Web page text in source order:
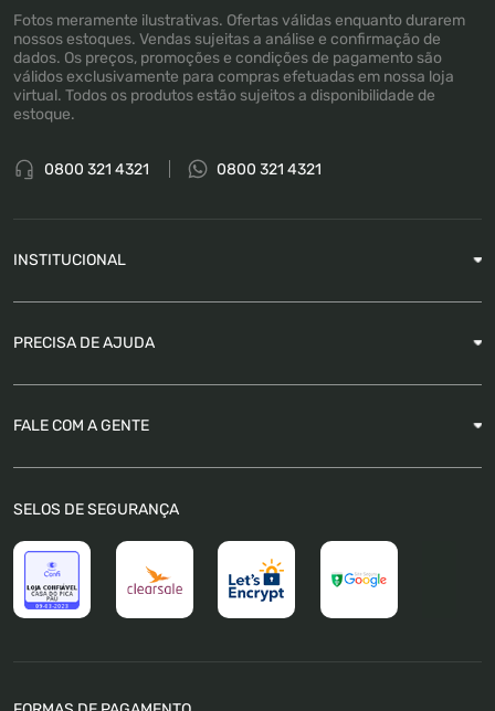
Fotos meramente ilustrativas. Ofertas válidas enquanto durarem
nossos estoques. Vendas sujeitas a análise e confirmação de
dados. Os preços, promoções e condições de pagamento são
válidos exclusivamente para compras efetuadas em nossa loja
virtual. Todos os produtos estão sujeitos a disponibilidade de
estoque.
0800 321 4321 0800 321 4321
INSTITUCIONAL
PRECISA DE AJUDA
FAQ
Trocas e Devoluções
Política de Pagamento
Política de Privacidade
FALE COM A GENTE
SELOS DE SEGURANÇA